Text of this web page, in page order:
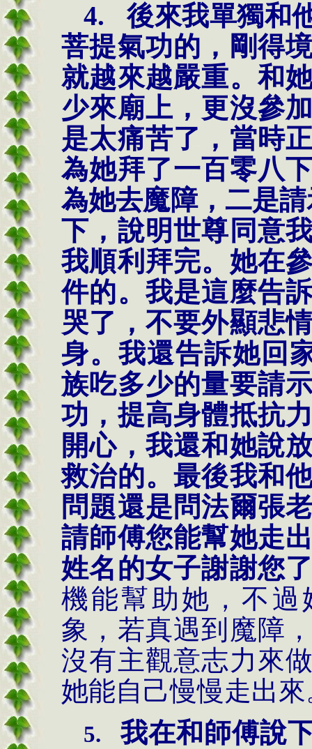
4.
後來我單獨和
菩提氣功的，剛得
就越來越嚴重。和
少來廟上，更沒參
是太痛苦了，當時
為她拜了一百零八
為她去魔障，二是
下，說明世尊同意
我順利拜完。她在
件的。我是這麼告
哭了，不要外顯悲
身。我還告訴她回
族吃多少的量要請
功，提高身體抵抗
開心，我還和她說
救治的。最後我和
問題還是問法爾張
請師傅您能幫她走
姓名的女子謝謝您
機能幫助她，不過
象，若真遇到魔障
沒有主觀意志力來
她能自己慢慢走出來
5.
我在和師傅說